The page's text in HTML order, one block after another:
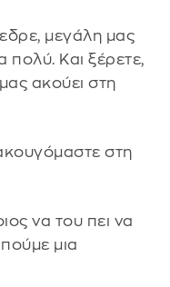
μεγάλη μας
πολύ. Και ξέρετε,
ακούει στη
ακουγόμαστε στη
να του πει να
μια